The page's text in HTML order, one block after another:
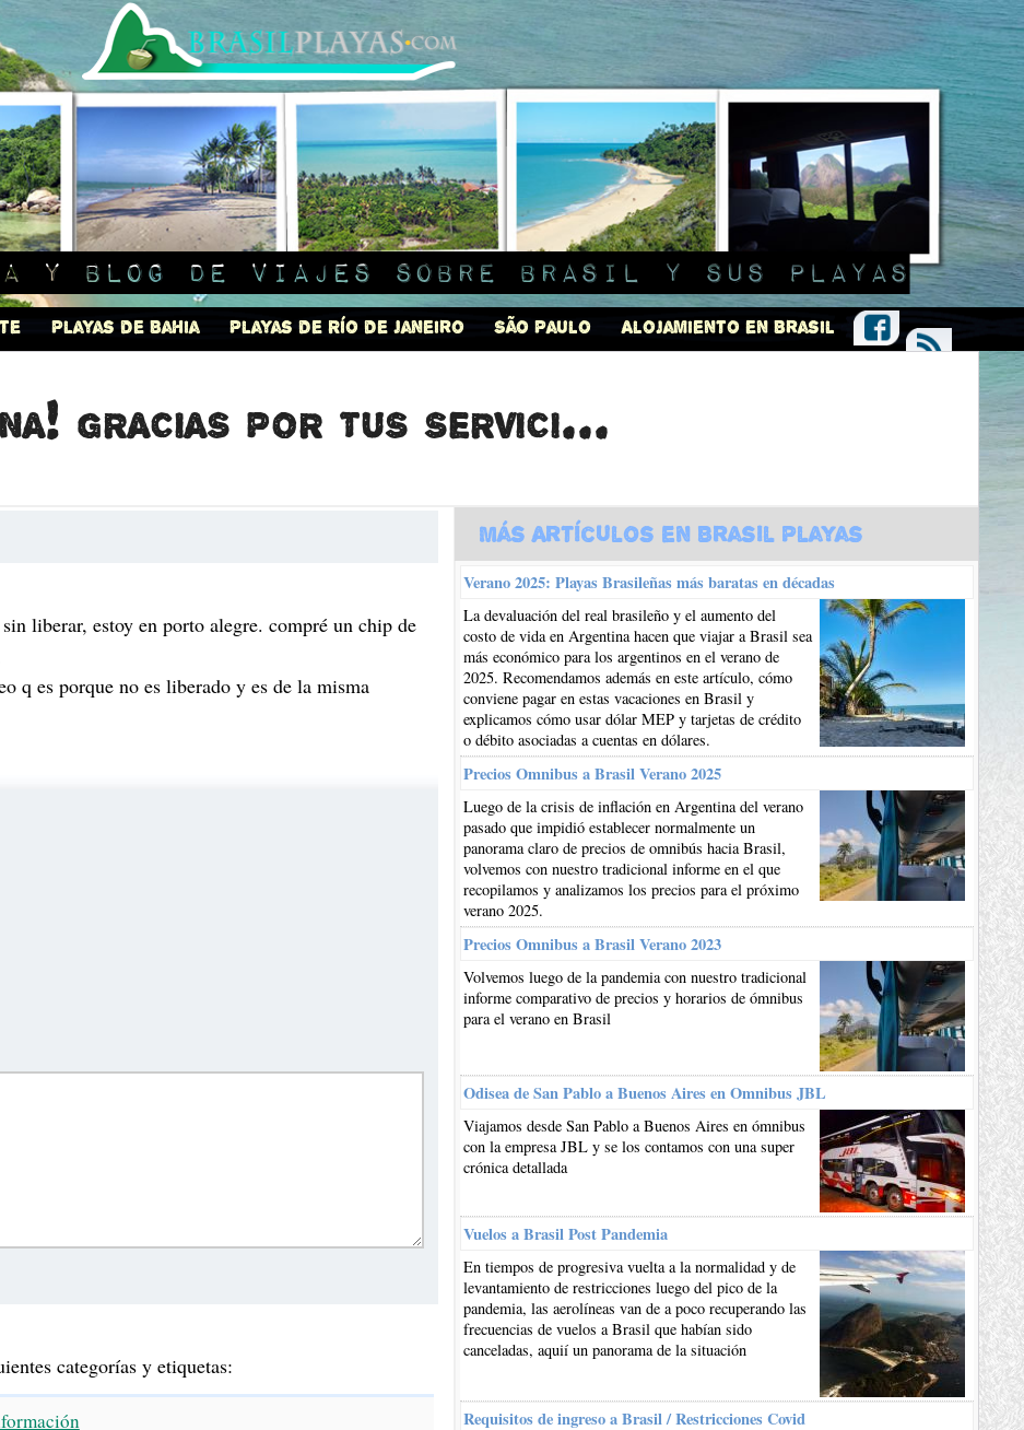
y blog de viajes sobre Brasil y sus playas
Playas de Bahia Playas de Río de Janeiro São Paulo Alojamiento en Brasil
gracias por tus servici...
liberar, estoy en porto alegre. compré un chip de
q es porque no es liberado y es de la misma
categorías y etiquetas:
Más Artículos en Brasil Playas
Verano 2025: Playas Brasileñas más baratas en décadas
La devaluación del real brasileño y el aumento del
costo de vida en Argentina hacen que viajar a Brasil sea
más económico para los argentinos en el verano de
2025. Recomendamos además en este artículo, cómo
conviene pagar en estas vacaciones en Brasil y
explicamos cómo usar dólar MEP y tarjetas de crédito
o débito asociadas a cuentas en dólares.
Precios Omnibus a Brasil Verano 2025
Luego de la crisis de inflación en Argentina del verano
pasado que impidió establecer normalmente un
panorama claro de precios de omnibús hacia Brasil,
volvemos con nuestro tradicional informe en el que
recopilamos y analizamos los precios para el próximo
verano 2025.
Precios Omnibus a Brasil Verano 2023
Volvemos luego de la pandemia con nuestro tradicional
informe comparativo de precios y horarios de ómnibus
para el verano en Brasil
Odisea de San Pablo a Buenos Aires en Omnibus JBL
Viajamos desde San Pablo a Buenos Aires en ómnibus
con la empresa JBL y se los contamos con una super
crónica detallada
Vuelos a Brasil Post Pandemia
En tiempos de progresiva vuelta a la normalidad y de
levantamiento de restricciones luego del pico de la
pandemia, las aerolíneas van de a poco recuperando las
frecuencias de vuelos a Brasil que habían sido
canceladas, aquií un panorama de la situación
Requisitos de ingreso a Brasil / Restricciones Covid